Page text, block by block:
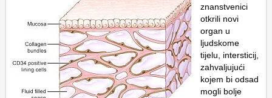
znanstvenici
otkrili novi
organ u
ljudskome
tijelu, intersticij,
zahvaljujući
kojem bi odsad
mogli bolje